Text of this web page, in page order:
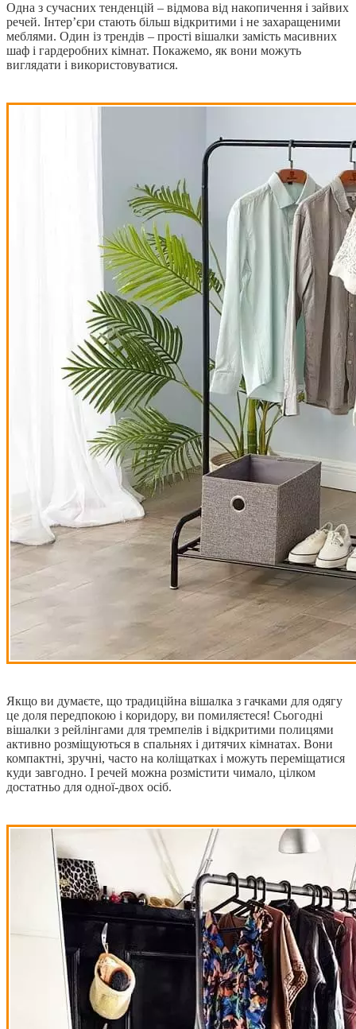
Одна з сучасних тенденцій – відмова від накопичення і зайвих
речей. Інтер’єри стають більш відкритими і не захаращеними
меблями. Один із трендів – прості вішалки замість масивних
шаф і гардеробних кімнат. Покажемо, як вони можуть
виглядати і використовуватися.
Якщо ви думаєте, що традиційна вішалка з гачками для одягу
це доля передпокою і коридору, ви помиляєтеся! Сьогодні
вішалки з рейлінгами для тремпелів і відкритими полицями
активно розміщуються в спальнях і дитячих кімнатах. Вони
компактні, зручні, часто на коліщатках і можуть переміщатися
куди завгодно. І речей можна розмістити чимало, цілком
достатньо для одної-двох осіб.